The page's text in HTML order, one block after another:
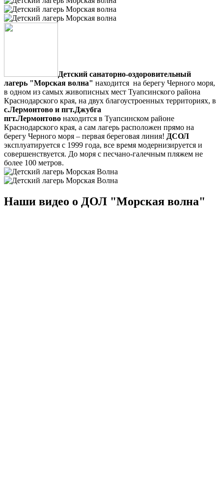
Детский санаторно-оздоровительный
лагерь "Морская волна" находится на берегу Черного моря,
в одном из самых живописных мест Туапсинского района
Краснодарского края, на двух благоустроенных территориях, в
с.Лермонтово и пгт.Джубга
пгт.Лермонтово находится в Туапсинском районе
Краснодарского края, а сам лагерь расположен прямо на
берегу Черного моря – первая береговая линия! ДСОЛ
эксплуатируется с 1999 года, все время модернизируется и
совершенствуется. До моря с песчано-галечным пляжем не
более 100 метров.
Наши видео о ДОЛ "Морская волна"